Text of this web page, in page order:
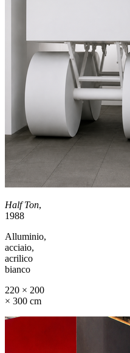
Half Ton,
1988
Alluminio,
acciaio,
acrilico
bianco
220 × 200
× 300 cm